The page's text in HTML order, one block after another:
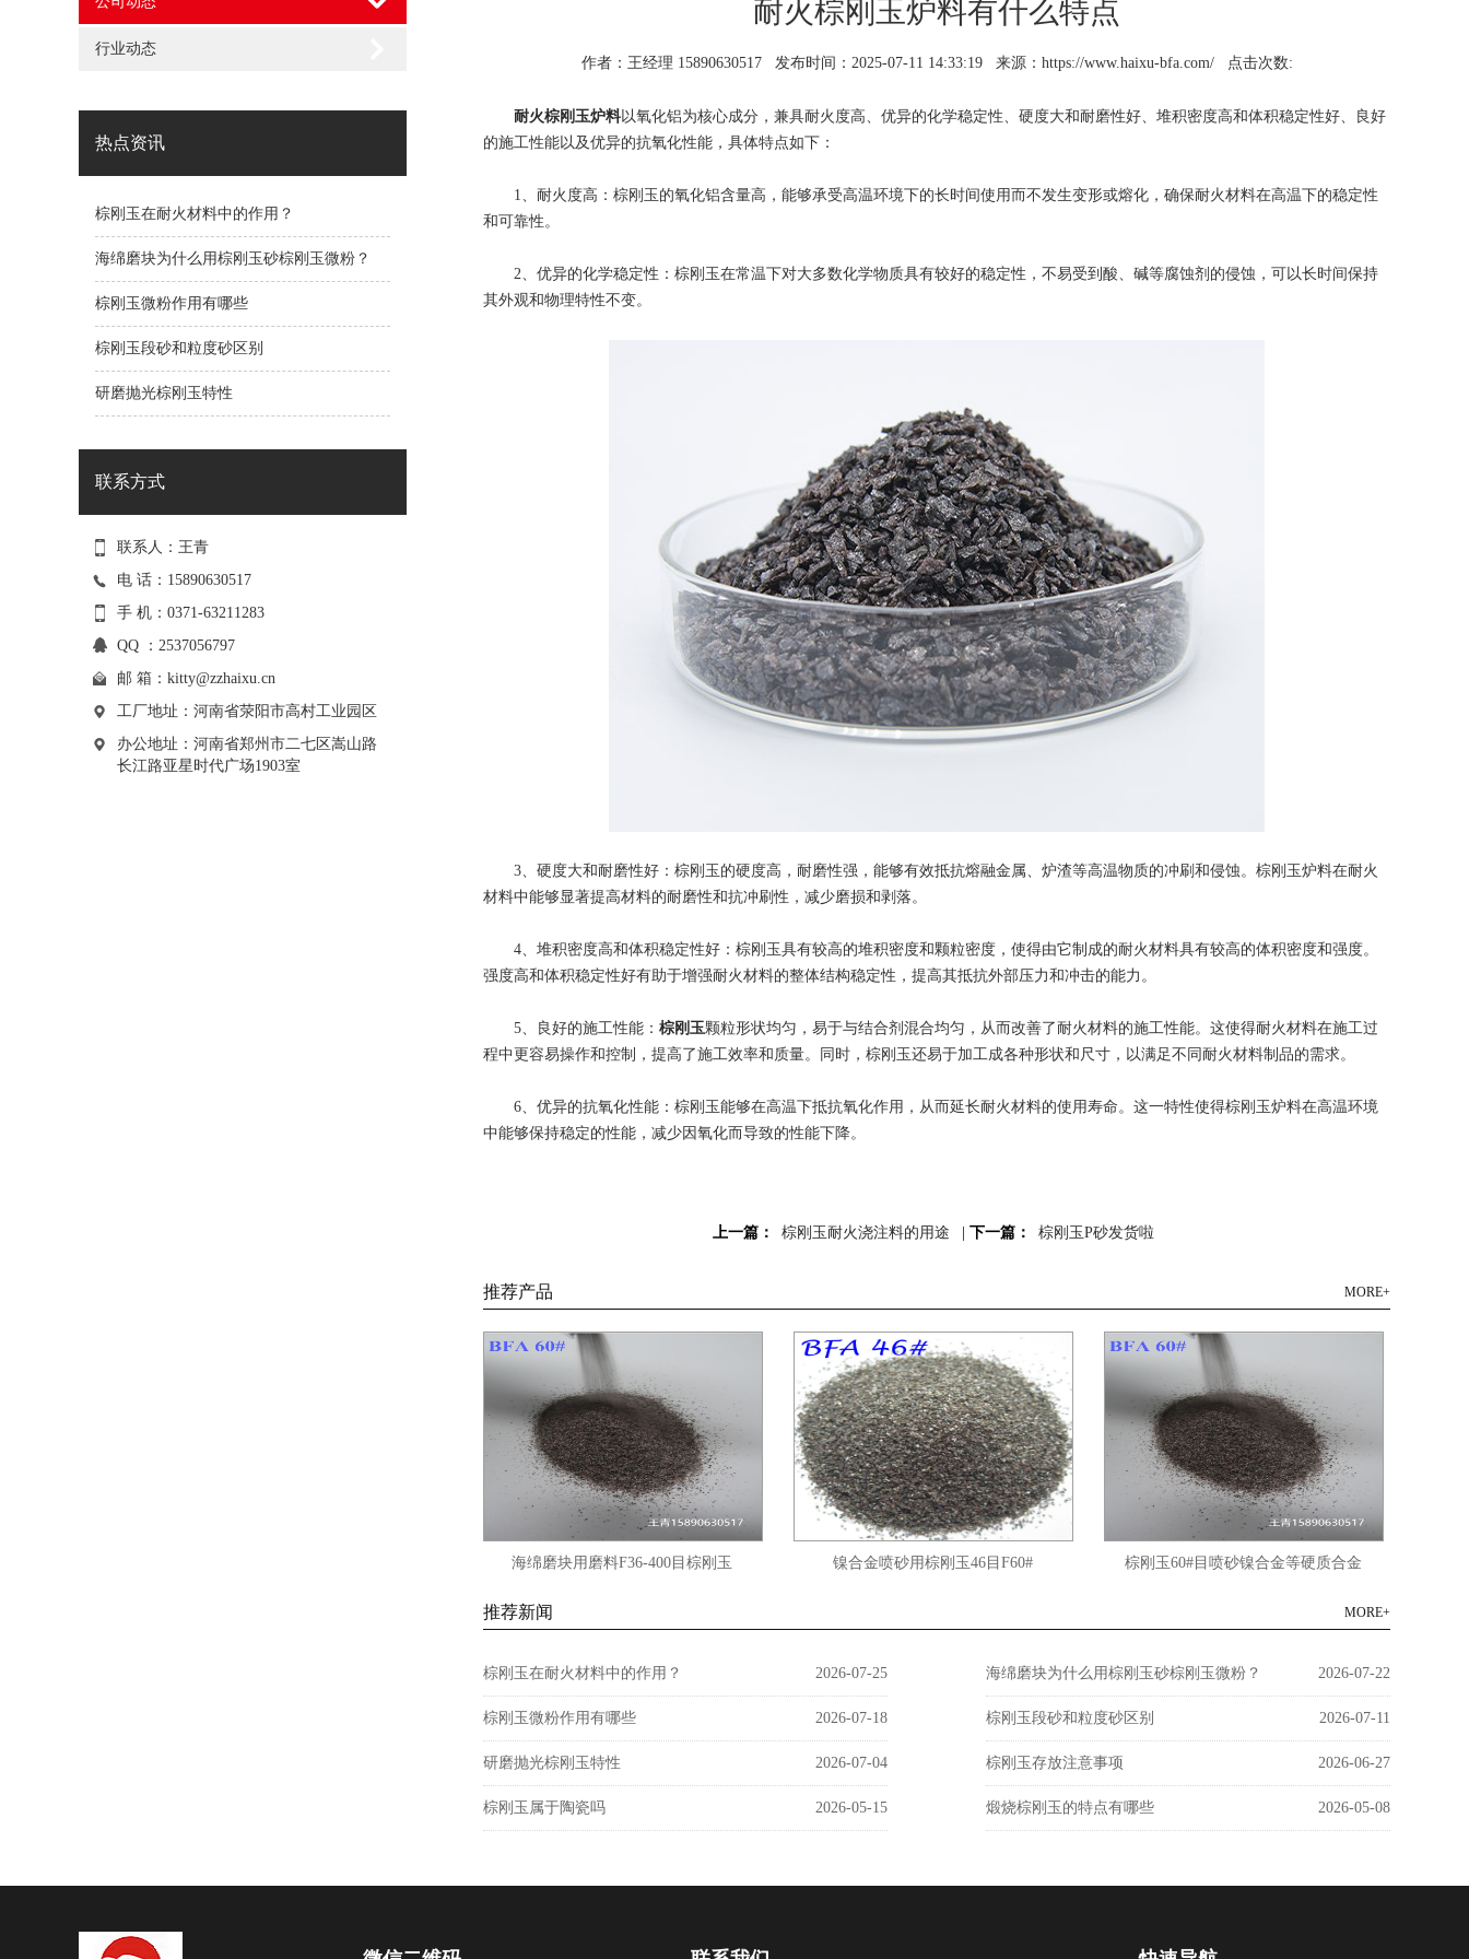
行业动态
热点资讯
棕刚玉在耐火材料中的作用？
海绵磨块为什么用棕刚玉砂棕刚玉微粉？
棕刚玉微粉作用有哪些
棕刚玉段砂和粒度砂区别
研磨抛光棕刚玉特性
联系方式
联系人：王青
电 话：15890630517
手 机：0371-63211283
QQ ：2537056797
邮 箱： kitty@zzhaixu.cn
工厂地址：河南省荥阳市高村工业园区
办公地址：河南省郑州市二七区嵩山路
长江路亚星时代广场1903室
耐火棕刚玉炉料有什么特点
作者：王经理 15890630517 发布时间：2025-07-11 14:33:19 来源：https://www.haixu-bfa.com/ 点击次数:
耐火棕刚玉炉料以氧化铝为核心成分，兼具耐火度高、优异的化学稳定性、硬度大和耐磨性好、堆积密度高和体积稳定性好、良好
的施工性能以及优异的抗氧化性能，具体特点如下：
1、耐火度高：棕刚玉的氧化铝含量高，能够承受高温环境下的长时间使用而不发生变形或熔化，确保耐火材料在高温下的稳定性
和可靠性。
2、优异的化学稳定性：棕刚玉在常温下对大多数化学物质具有较好的稳定性，不易受到酸、碱等腐蚀剂的侵蚀，可以长时间保持
其外观和物理特性不变。
3、硬度大和耐磨性好：棕刚玉的硬度高，耐磨性强，能够有效抵抗熔融金属、炉渣等高温物质的冲刷和侵蚀。棕刚玉炉料在耐火
材料中能够显著提高材料的耐磨性和抗冲刷性，减少磨损和剥落。
4、堆积密度高和体积稳定性好：棕刚玉具有较高的堆积密度和颗粒密度，使得由它制成的耐火材料具有较高的体积密度和强度。
强度高和体积稳定性好有助于增强耐火材料的整体结构稳定性，提高其抵抗外部压力和冲击的能力。
5、良好的施工性能： 棕刚玉颗粒形状均匀，易于与结合剂混合均匀，从而改善了耐火材料的施工性能。这使得耐火材料在施工过
程中更容易操作和控制，提高了施工效率和质量。同时，棕刚玉还易于加工成各种形状和尺寸，以满足不同耐火材料制品的需求。
6、优异的抗氧化性能：棕刚玉能够在高温下抵抗氧化作用，从而延长耐火材料的使用寿命。这一特性使得棕刚玉炉料在高温环境
中能够保持稳定的性能，减少因氧化而导致的性能下降。
上一篇： 棕刚玉耐火浇注料的用途 下一篇： 棕刚玉P砂发货啦
推荐产品 MORE+
海绵磨块用磨料F36-400目棕刚玉 镍合金喷砂用棕刚玉46目F60# 棕刚玉60#目喷砂镍合金等硬质合金
推荐新闻 MORE+
棕刚玉在耐火材料中的作用？ 2026-07-25 海绵磨块为什么用棕刚玉砂棕刚玉微粉？ 2026-07-22
棕刚玉微粉作用有哪些 2026-07-18 棕刚玉段砂和粒度砂区别 2026-07-11
研磨抛光棕刚玉特性 2026-07-04 棕刚玉存放注意事项 2026-06-27
棕刚玉属于陶瓷吗 2026-05-15 煅烧棕刚玉的特点有哪些 2026-05-08